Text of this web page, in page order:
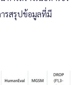
ารสรุปข้อมูลที่มี